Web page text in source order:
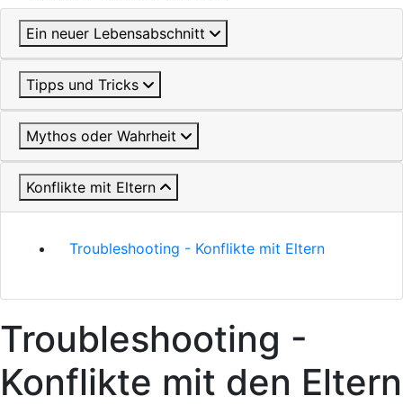
Ein neuer Lebensabschnitt
Tipps und Tricks
Mythos oder Wahrheit
Konflikte mit Eltern
Troubleshooting - Konflikte mit Eltern
Troubleshooting -
Konflikte mit den Eltern